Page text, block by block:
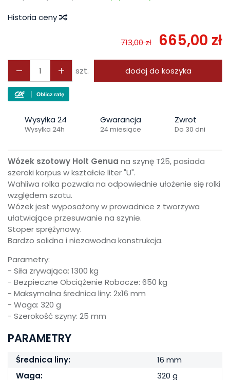
Historia ceny
713,00 zł 665,00 zł
szt. dodaj do koszyka
Wysyłka 24
Wysyłka 24h
Gwarancja
24 miesiące
Zwrot
Do 30 dni
Wózek szotowy Holt Genua na szynę T25, posiada
szeroki korpus w kształcie liter "U".
Wahliwa rolka pozwala na odpowiednie ułożenie się rolki
względem szotu.
Wózek jest wyposażony w prowadnice z tworzywa
ułatwiające przesuwanie na szynie.
Stoper sprężynowy.
Bardzo solidna i niezawodna konstrukcja.
Parametry:
- Siła zrywająca: 1300 kg
- Bezpieczne Obciążenie Robocze: 650 kg
- Maksymalna średnica liny: 2x16 mm
- Waga: 320 g
- Szerokość szyny: 25 mm
PARAMETRY
Średnica liny:
16 mm
Waga:
320 g